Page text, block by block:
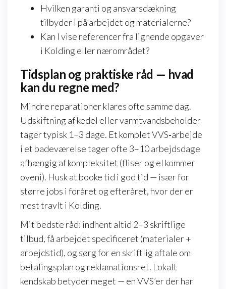
Hvilken garanti og ansvarsdækning
tilbyder I på arbejdet og materialerne?
Kan I vise referencer fra lignende opgaver
i Kolding eller nærområdet?
Tidsplan og praktiske råd — hvad
kan du regne med?
Mindre reparationer klares ofte samme dag.
Udskiftning af kedel eller varmtvandsbeholder
tager typisk 1–3 dage. Et komplet VVS‑arbejde
i et badeværelse tager ofte 3–10 arbejdsdage
afhængig af kompleksitet (fliser og el kommer
oveni). Husk at booke tid i god tid — især for
større jobs i foråret og efteråret, hvor der er
mest travlt i Kolding.
Mit bedste råd: indhent altid 2–3 skriftlige
tilbud, få arbejdet specificeret (materialer +
arbejdstid), og sørg for en skriftlig aftale om
betalingsplan og reklamationsret. Lokalt
kendskab betyder meget — en VVS’er der har